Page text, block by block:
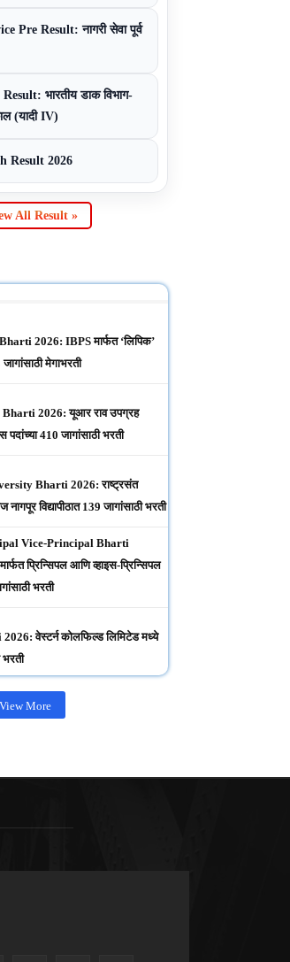
Pre Result: नागरी सेवा पूर्व
भारतीय डाक विभाग-
(यादी IV)
Result 2026
All Result »
2026: IBPS मार्फत ‘लिपिक’
मेगाभरती
Bharti 2026: यूआर राव उपग्रह
पदांच्या 410 जागांसाठी भरती
Bharti 2026: राष्ट्रसंत
नागपूर विद्यापीठात 139 जागांसाठी भरती
Vice-Principal Bharti
प्रिन्सिपल आणि व्हाइस-प्रिन्सिपल
भरती
वेस्टर्न कोलफिल्ड लिमिटेड मध्ये
भरती
View More